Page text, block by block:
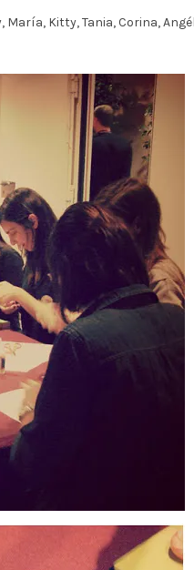
Kitty, Tania, Corina,